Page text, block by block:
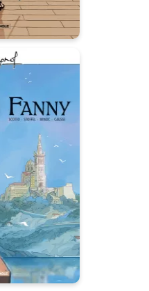
en BD :
de parution :
à cause de
de
a le cœur
brisé, et
!"